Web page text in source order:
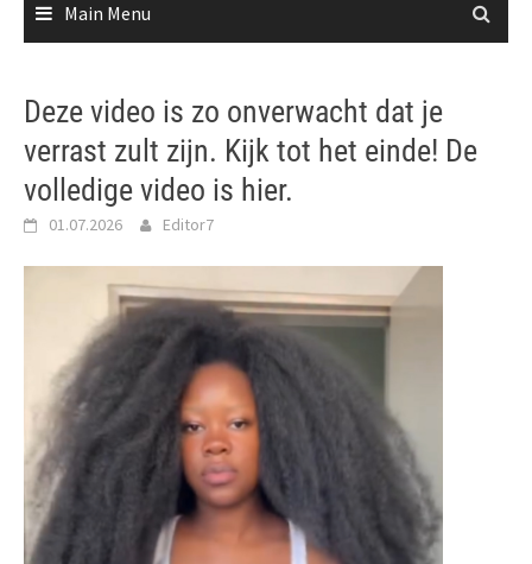
Main Menu
Deze video is zo onverwacht dat je
verrast zult zijn. Kijk tot het einde! De
volledige video is hier.
01.07.2026 Editor7